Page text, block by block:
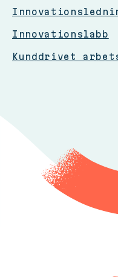
Innovationslabb
Kunddrivet